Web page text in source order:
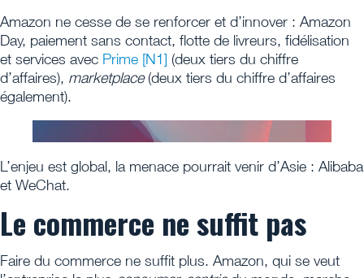
Amazon ne cesse de se renforcer et d’innover : Amazon
Day, paiement sans contact, flotte de livreurs, fidélisation
et services avec Prime [N1] (deux tiers du chiffre
d’affaires), marketplace(deux tiers du chiffre d’affaires
également).
L’enjeu est global, la menace pourrait venir d’Asie : Alibaba
et WeChat.
Le commerce ne suffit pas
Faire du commerce ne suffit plus. Amazon, qui se veut